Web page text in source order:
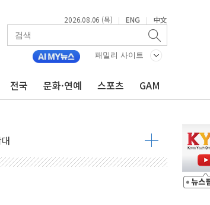
2026.08.06 (목) | ENG | 中文
패밀리 사이트
전국 문화·연예 스포츠 GAM
'입주민 3인방' 정면 반박
반기 역대 최대